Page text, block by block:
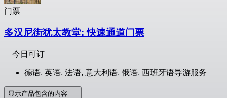
门票
多汉尼街犹太教堂: 快速通道门票
今日可订
德语, 英语, 法语, 意大利语, 俄语, 西班牙语导游服务
显示产品包含的内容